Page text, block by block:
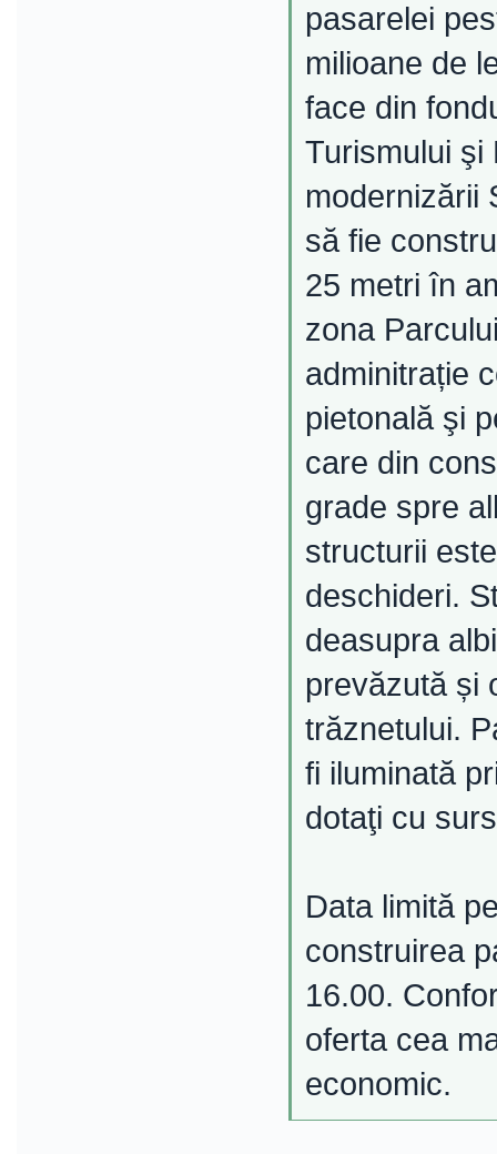
pasarelei
milioane de
face din
Turismului şi
modernizării
să fie
25 metri în
zona
adminitrație
pietonală şi
care din
grade spre
structurii
deschideri.
deasupra
prevăzută și
trăznetului.
fi iluminată
dotaţi cu
Data limită
construirea
16.00.
oferta cea
economic.